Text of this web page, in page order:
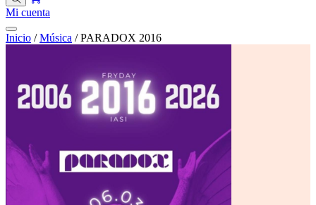
Mi cuenta
Inicio / Música / PARADOX 2016